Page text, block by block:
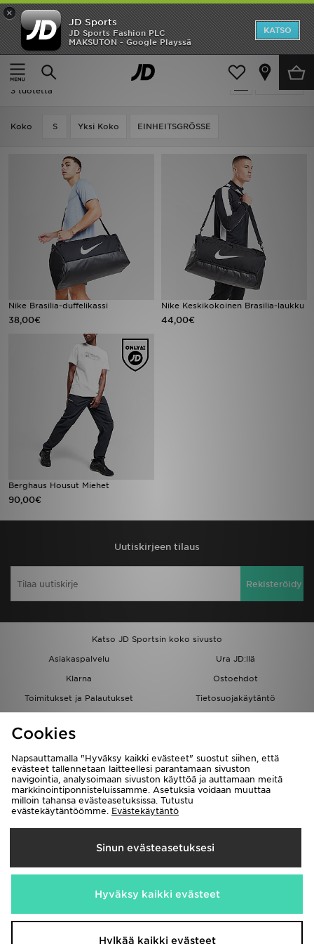
×
JD Sports
JD Sports Fashion PLC
MAKSUTON - Google Playssä
KATSO
Etusivu
Gorpcore
Suodata
Gorpcore
3 tuotetta
Koko S Yksi Koko EINHEITSGRÖSSE
Nike Brasilia-duffelikassi
38,00€
Nike Keskikokoinen Brasilia-laukku
44,00€
Berghaus Housut Miehet
90,00€
Uutiskirjeen tilaus
Rekisteröidy
Katso JD Sportsin koko sivusto
Asiakaspalvelu
Ura JD:llä
Klarna
Ostoehdot
Toimitukset ja Palautukset
Tietosuojakäytäntö
Löydä myymälä
Kumppanuusohjelma
JD Blog
Toimitetaan
Suomi
Me hyväksymme seuraavat maksutavat
Vieraile yrityksemme sivullawww.jdplc.com
Etusivu
Ale
Uutuudet
Tuotemerkit
Inspiroidu
Lataa JD-sovellus
Minun viestini
Asiakaspalvelu ja tietoa
Cookies
Napsauttamalla "Hyväksy kaikki evästeet" suostut siihen, että
evästeet tallennetaan laitteellesi parantamaan sivuston
navigointia, analysoimaan sivuston käyttöä ja auttamaan meitä
markkinointiponnisteluissamme. Asetuksia voidaan muuttaa
milloin tahansa evästeasetuksissa. Tutustu
evästekäytäntöömme. Evästekäytäntö
Sinun evästeasetuksesi
Hyväksy kaikki evästeet
Hylkää kaikki evästeet